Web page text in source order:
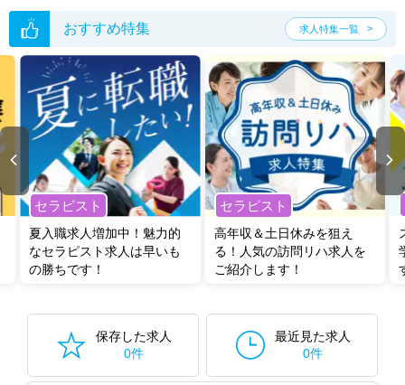
い。
おすすめ特集 求人特集一覧
セラピスト
夏入職求人増加中！魅力的
なセラピスト求人は早いも
の勝ちです！
セラピスト
高年収＆土日休みを狙え
る！人気の訪問リハ求人を
ご紹介します！
保存した求人
0件
最近見た求人
0件